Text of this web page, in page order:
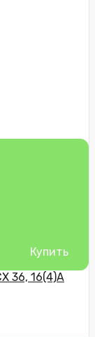
Купить
36, 16(4)A